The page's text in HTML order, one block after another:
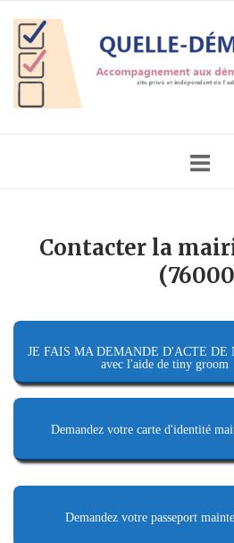
content
Home
Contacter la
JE FAIS MA DEMANDE D'ACTE DE
avec l'aide de tiny groom
Demandez votre carte d'identité
Demandez votre passeport